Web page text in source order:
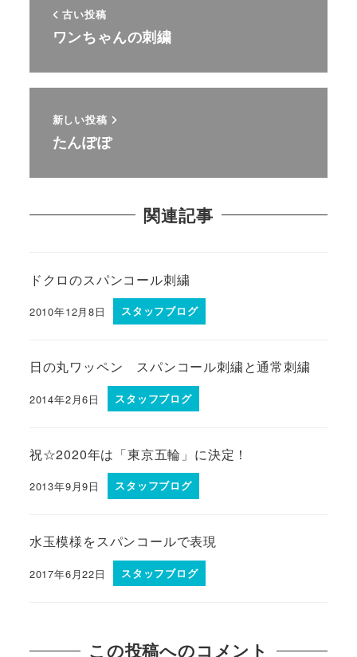
古い投稿
ワンちゃんの刺繍
新しい投稿
たんぽぽ
関連記事
ドクロのスパンコール刺繍
2010年12月8日 スタッフブログ
日の丸ワッペン スパンコール刺繍と通常刺繍
2014年2月6日 スタッフブログ
祝☆2020年は「東京五輪」に決定！
2013年9月9日 スタッフブログ
水玉模様をスパンコールで表現
2017年6月22日 スタッフブログ
この投稿へのコメント